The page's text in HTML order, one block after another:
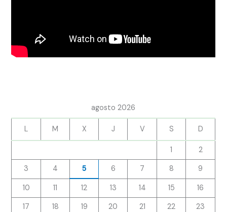
agosto 2026
L M X J V S D
1
2
3
4 5 6 7 8
9
10
11 12 13 14 15
16
17
18 19 20 21 22
23